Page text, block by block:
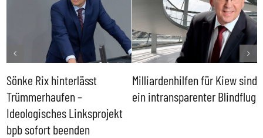
Sönke Rix hinterlässt
Trümmerhaufen –
Ideologisches Linksprojekt
bpb sofort beenden
Milliardenhilfen für Kiew sind
ein intransparenter Blindflug